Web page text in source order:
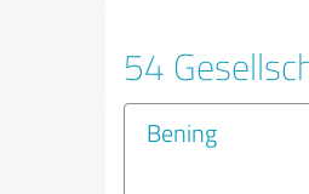
54
Bening